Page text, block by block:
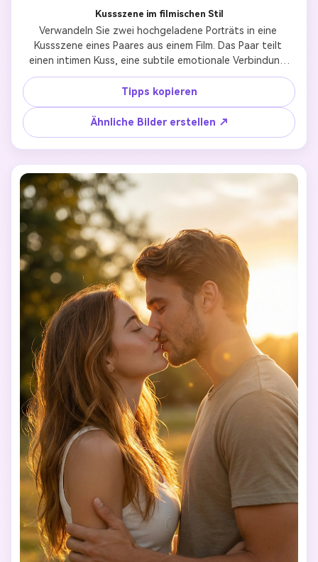
Kussszene im filmischen Stil
Verwandeln Sie zwei hochgeladene Porträts in eine
Kussszene eines Paares aus einem Film. Das Paar teilt
einen intimen Kuss, eine subtile emotionale Verbindung
und eine natürliche körperliche Interaktion. Warme
Filmbeleuchtung, Filmstil Farbabstufung, sanfte Highlights
und Schatten. Realistische Gesichtsdetails, natürliche
Ausdrücke, kein künstlicher oder Cartoon-Stil. Sieht aus
wie ein romantischer Film statisch, surreal, emotional und
visuell schockierend.
Tipps kopieren
Ähnliche Bilder erstellen ↗